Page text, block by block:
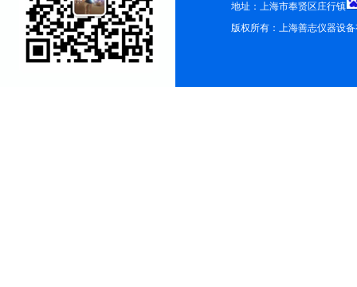
地址：上海市奉贤区庄行镇
版权所有：上海善志仪器设